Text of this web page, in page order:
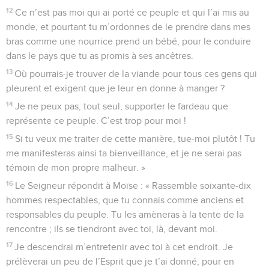
12 Ce n’est pas moi qui ai porté ce peuple et qui l’ai mis au
monde, et pourtant tu m’ordonnes de le prendre dans mes
bras comme une nourrice prend un bébé, pour le conduire
dans le pays que tu as promis à ses ancêtres.
13 Où pourrais-je trouver de la viande pour tous ces gens qui
pleurent et exigent que je leur en donne à manger ?
14 Je ne peux pas, tout seul, supporter le fardeau que
représente ce peuple. C’est trop pour moi !
15 Si tu veux me traiter de cette manière, tue-moi plutôt ! Tu
me manifesteras ainsi ta bienveillance, et je ne serai pas
témoin de mon propre malheur. »
16 Le Seigneur répondit à Moïse : « Rassemble soixante-dix
hommes respectables, que tu connais comme anciens et
responsables du peuple. Tu les amèneras à la tente de la
rencontre ; ils se tiendront avec toi, là, devant moi.
17 Je descendrai m’entretenir avec toi à cet endroit. Je
prélèverai un peu de l’Esprit que je t’ai donné, pour en